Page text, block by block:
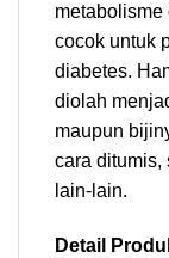
cocok untuk
diabetes.
diolah
maupun
cara ditumis,
lain-lain.
Detail